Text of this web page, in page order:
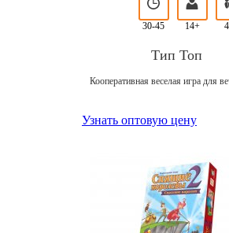
30-45 14+
Тип Топ
Кооперативная веселая игра для
Узнать оптовую цену